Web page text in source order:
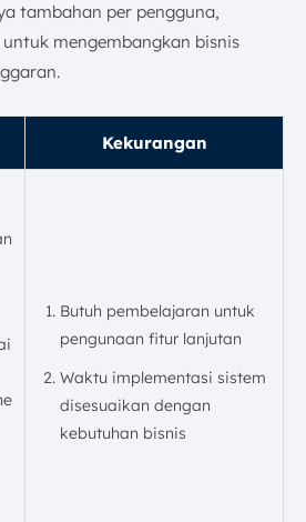
tambahan per pengguna,
mengembangkan bisnis
Kekurangan
Butuh pembelajaran untuk
pengunaan fitur lanjutan
Waktu implementasi sistem
disesuaikan dengan
kebutuhan bisnis